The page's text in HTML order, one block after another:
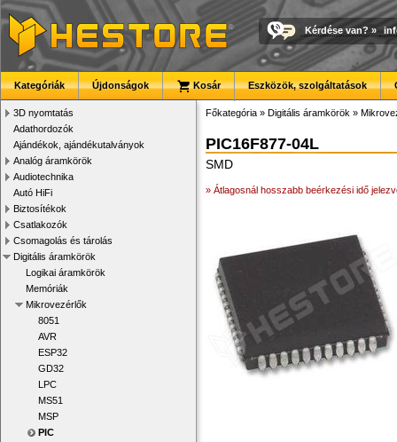
Kérdése van? »
Kategóriák Újdonságok Kosár Eszközök, szolgáltatások
3D nyomtatás
Adathordozók
Ajándékok, ajándékutalványok
Analóg áramkörök
Audiotechnika
Autó HiFi
Biztosítékok
Csatlakozók
Csomagolás és tárolás
Digitális áramkörök
Logikai áramkörök
Memóriák
Mikrovezérlők
8051
AVR
ESP32
GD32
LPC
MS51
MSP
PIC
Főkategória » Digitális áramkörök »
PIC16F877-04L
SMD
» Átlagosnál hosszabb beérkezési idő